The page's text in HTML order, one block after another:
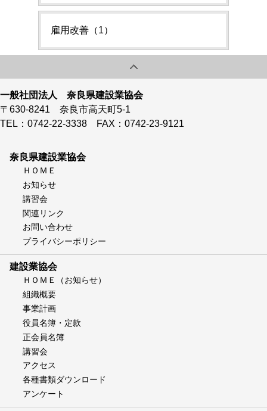
雇用改善（1）
一般社団法人 奈良県建設業協会
〒630-8241 奈良市高天町5-1
TEL：0742-22-3338 FAX：0742-23-9121
奈良県建設業協会
ＨＯＭＥ
お知らせ
講習会
関連リンク
お問い合わせ
プライバシーポリシー
建設業協会
ＨＯＭＥ（お知らせ）
組織概要
事業計画
役員名簿・定款
正会員名簿
講習会
アクセス
各種書類ダウンロード
アンケート